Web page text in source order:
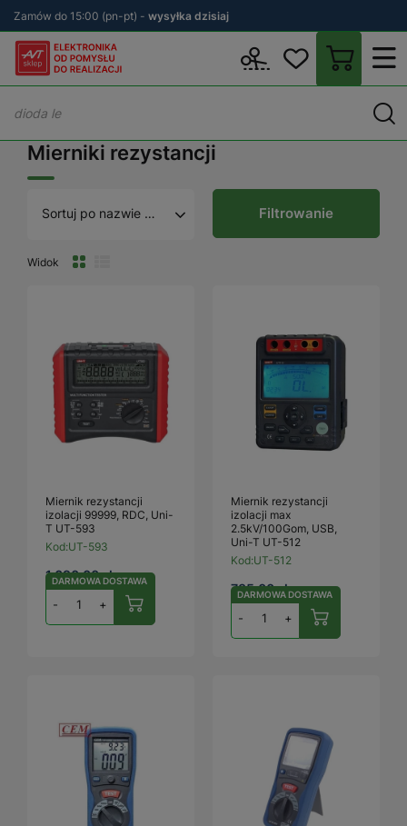
Zamów do 15:00 (pn-pt) - wysyłka dzisiaj
Mierniki rezystancji
Mierniki rezystancji
Sortuj po nazwie A - Z
Widok
Filtrowanie
Miernik rezystancji
izolacji 99999, RDC, Uni-
T UT-593
Kod:UT-593
1 690,00 zł
- +
DARMOWA DOSTAWA
Miernik rezystancji
izolacji max
2.5kV/100Gom, USB,
Uni-T UT-512
Kod:UT-512
735,00 zł
- +
DARMOWA DOSTAWA